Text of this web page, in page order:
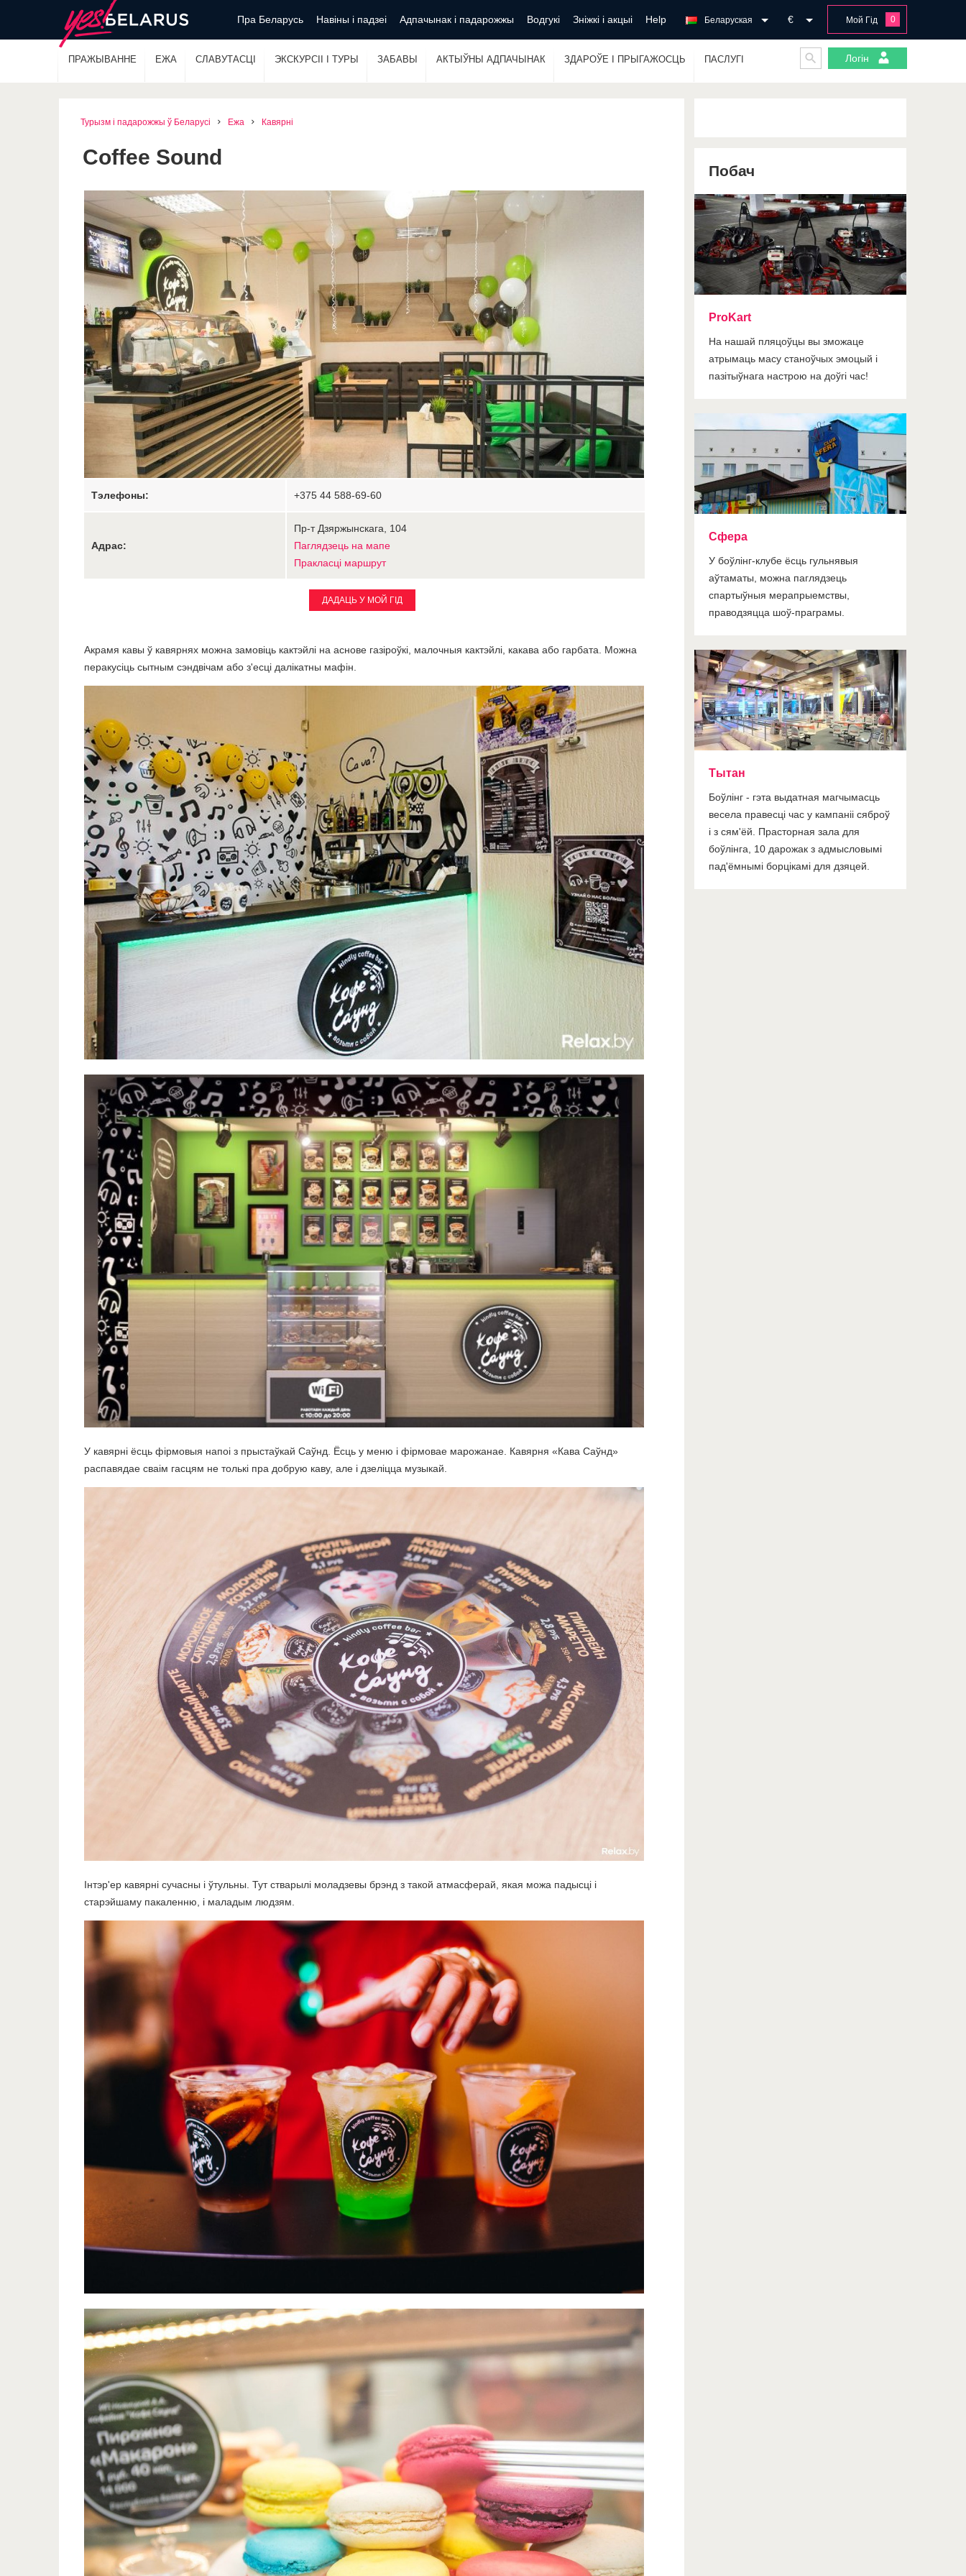
Пра Беларусь Навіны і падзеі Адпачынак і падарожжы Водгукі Зніжкі і акцыі Help Мой Гід 0
€
Беларуская
ПРАЖЫВАННЕ ЕЖА СЛАВУТАСЦІ ЭКСКУРСІІ І ТУРЫ ЗАБАВЫ АКТЫЎНЫ АДПАЧЫНАК ЗДАРОЎЕ І ПРЫГАЖОСЦЬ ПАСЛУГІ Логін
Турызм і падарожжы ў Беларусі Ежа Кавярні
Coffee Sound
Тэлефоны: +375 44 588-69-60
Адрас:
Пр-т Дзяржынскага, 104
Паглядзець на мапе
Пракласці маршрут
ДАДАЦЬ У МОЙ ГІД
Акрамя кавы ў кавярнях можна замовіць кактэйлі на аснове газіроўкі, малочныя кактэйлі, какава або гарбата. Можна
перакусіць сытным сэндвічам або з'есці далікатны мафін.
У кавярні ёсць фірмовыя напоі з прыстаўкай Саўнд. Ёсць у меню і фірмовае марожанае. Кавярня «Кава Саўнд»
распавядае сваім гасцям не толькі пра добрую каву, але і дзеліцца музыкай.
Інтэр'ер кавярні сучасны і ўтульны. Тут стварылі моладзевы брэнд з такой атмасферай, якая можа падысці і
старэйшаму пакаленню, і маладым людзям.
Побач
ProKart
На нашай пляцоўцы вы зможаце
атрымаць масу станоўчых эмоцый і
пазітыўнага настрою на доўгі час!
Сфера
У боўлінг-клубе ёсць гульнявыя
аўтаматы, можна паглядзець
спартыўныя мерапрыемствы,
праводзяцца шоў-праграмы.
Тытан
Боўлінг - гэта выдатная магчымасць
весела правесці час у кампаніі сяброў
і з сям'ёй. Прасторная зала для
боўлінга, 10 дарожак з адмысловымі
пад'ёмнымі борцікамі для дзяцей.